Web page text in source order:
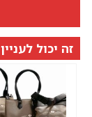
זה יכול